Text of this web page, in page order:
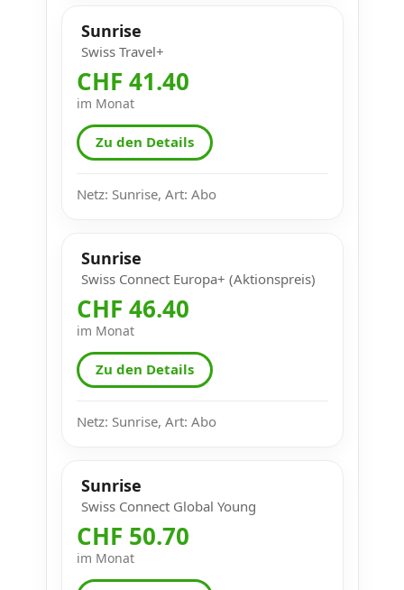
Sunrise
Swiss Travel+
CHF 41.40
im Monat
Zu den Details
Netz: Sunrise, Art: Abo
Sunrise
Swiss Connect Europa+ (Aktionspreis)
CHF 46.40
im Monat
Zu den Details
Netz: Sunrise, Art: Abo
Sunrise
Swiss Connect Global Young
CHF 50.70
im Monat